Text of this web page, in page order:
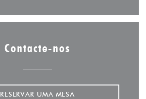
Contacte-nos
RESERVAR UMA MESA